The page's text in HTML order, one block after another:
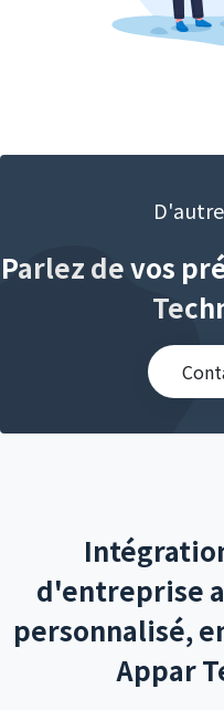
Parlez de vos
d'entreprise
personnalisé,
Appar